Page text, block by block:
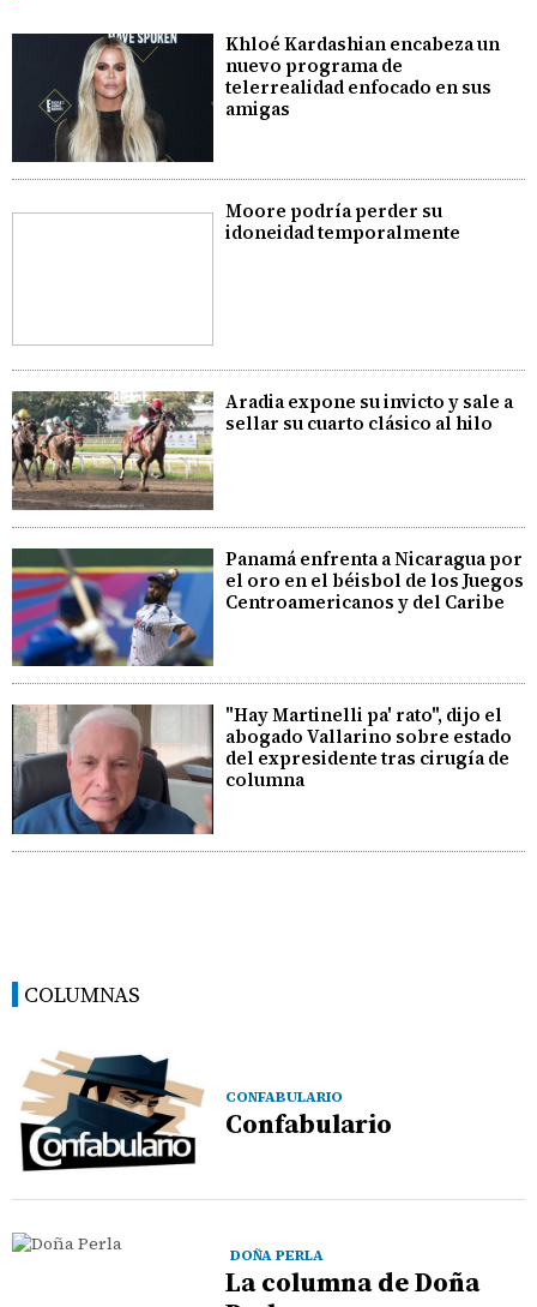
Khloé Kardashian encabeza un
nuevo programa de
telerrealidad enfocado en sus
amigas
Moore podría perder su
idoneidad temporalmente
Aradia expone su invicto y sale a
sellar su cuarto clásico al hilo
Panamá enfrenta a Nicaragua por
el oro en el béisbol de los Juegos
Centroamericanos y del Caribe
"Hay Martinelli pa' rato", dijo el
abogado Vallarino sobre estado
del expresidente tras cirugía de
columna
COLUMNAS
CONFABULARIO
Confabulario
DOÑA PERLA
La columna de Doña